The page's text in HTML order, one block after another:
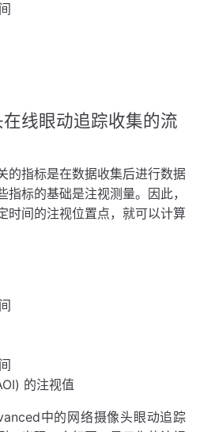
线眼动追踪收集的流
的指标是在数据收集后进行数据
指标的基础是注视测量。因此，
时间的注视位置点，就可以计算
的注视值
中的网络摄像头眼动追踪